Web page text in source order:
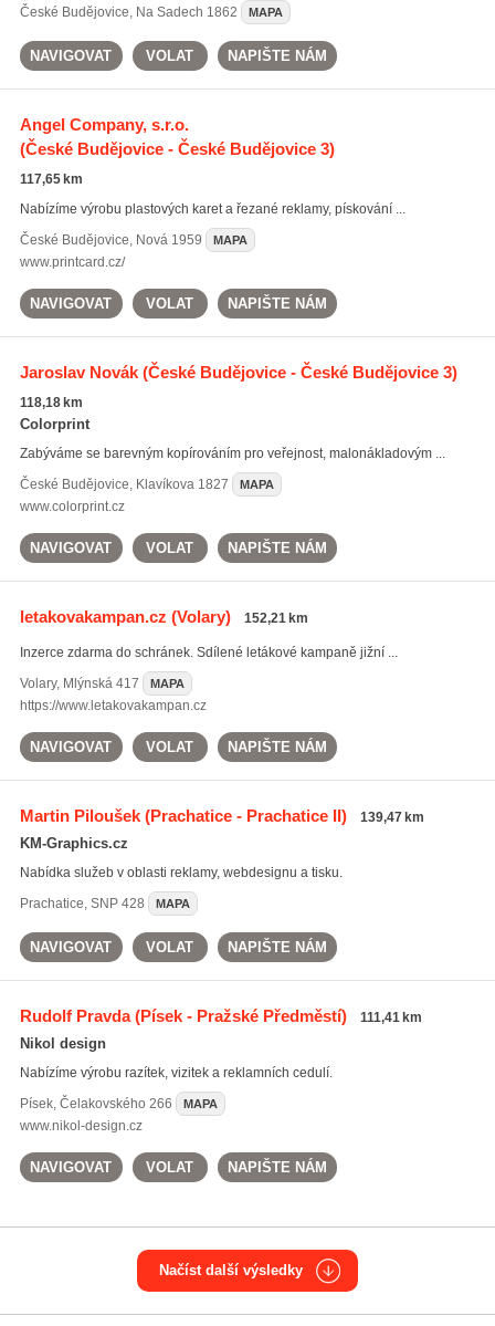
České Budějovice, Na Sadech 1862 MAPA
NAVIGOVAT VOLAT NAPIŠTE NÁM
Angel Company, s.r.o.
(České Budějovice - České Budějovice 3)
117,65 km
Nabízíme výrobu plastových karet a řezané reklamy, pískování ...
České Budějovice, Nová 1959 MAPA
www.printcard.cz/
NAVIGOVAT VOLAT NAPIŠTE NÁM
Jaroslav Novák(České Budějovice - České Budějovice 3)
118,18 km
Colorprint
Zabýváme se barevným kopírováním pro veřejnost, malonákladovým ...
České Budějovice, Klavíkova 1827 MAPA
www.colorprint.cz
NAVIGOVAT VOLAT NAPIŠTE NÁM
letakovakampan.cz (Volary) 152,21 km
Inzerce zdarma do schránek. Sdílené letákové kampaně jižní ...
Volary, Mlýnská 417 MAPA
https://www.letakovakampan.cz
NAVIGOVAT VOLAT NAPIŠTE NÁM
Martin Piloušek(Prachatice - Prachatice II) 139,47 km
KM-Graphics.cz
Nabídka služeb v oblasti reklamy, webdesignu a tisku.
Prachatice, SNP 428 MAPA
NAVIGOVAT VOLAT NAPIŠTE NÁM
Rudolf Pravda(Písek - Pražské Předměstí) 111,41 km
Nikol design
Nabízíme výrobu razítek, vizitek a reklamních cedulí.
Písek, Čelakovského 266 MAPA
www.nikol-design.cz
NAVIGOVAT VOLAT NAPIŠTE NÁM
Načíst další výsledky